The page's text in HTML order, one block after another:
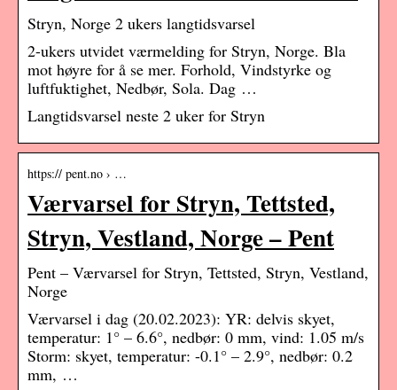
Stryn, Norge 2 ukers langtidsvarsel
2-ukers utvidet værmelding for Stryn, Norge. Bla
mot høyre for å se mer. Forhold, Vindstyrke og
luftfuktighet, Nedbør, Sola. Dag …
Langtidsvarsel neste 2 uker for Stryn
https:// pent.no › …
Værvarsel for Stryn, Tettsted,
Stryn, Vestland, Norge – Pent
Pent – Værvarsel for Stryn, Tettsted, Stryn, Vestland,
Norge
Værvarsel i dag (20.02.2023): YR: delvis skyet,
temperatur: 1° – 6.6°, nedbør: 0 mm, vind: 1.05 m/s
Storm: skyet, temperatur: -0.1° – 2.9°, nedbør: 0.2
mm, …